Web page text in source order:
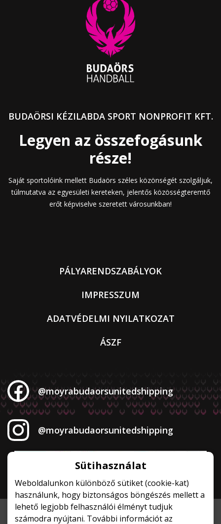
BUDAÖRSI KÉZILABDA SPORT NONPROFIT KFT.
Legyen az összefogásunk
része!
Saját sportolóink mellett Budaörs széles közönségét szolgáljuk,
túlmutatva az egyesületi kereteken, jelentős közösségteremtő
erőt képviselve szeretett városunkban!
PÁLYARENDSZABÁLYOK
IMPRESSZUM
ADATVÉDELMI NYILATKOZAT
ÁSZF
@moyrabudaorsunitedshipping
@moyrabudaorsunitedshipping
©Budaörsi Kézilabda Sportegyesület 2026. Minden jog
Sütihasználat
Weboldalunkon különböző sütiket (cookie-kat)
használunk, hogy biztonságos böngészés mellett a
lehető legjobb felhasználói élményt tudjuk
számodra nyújtani. További információt az